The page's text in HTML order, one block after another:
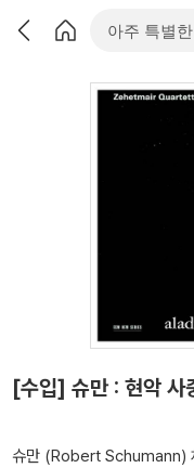
[수입] 슈만 : 현악 사
슈만 (Robert Schumann)